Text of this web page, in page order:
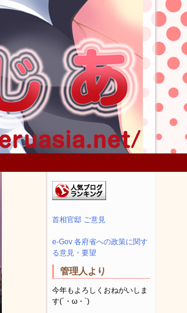
首相官邸 ご意見
e-Gov 各府省への政策に関す
る意見・要望
管理人より
今年もよろしくおねがいしま
す(´・ω・`)